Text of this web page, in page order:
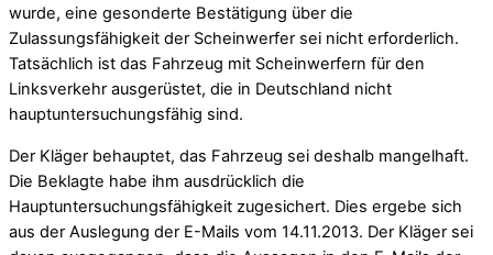
wurde, eine gesonderte Bestätigung über die
Zulassungsfähigkeit der Scheinwerfer sei nicht erforderlich.
Tatsächlich ist das Fahrzeug mit Scheinwerfern für den
Linksverkehr ausgerüstet, die in Deutschland nicht
hauptuntersuchungsfähig sind.
Der Kläger behauptet, das Fahrzeug sei deshalb mangelhaft.
Die Beklagte habe ihm ausdrücklich die
Hauptuntersuchungsfähigkeit zugesichert. Dies ergebe sich
aus der Auslegung der E-Mails vom 14.11.2013. Der Kläger sei